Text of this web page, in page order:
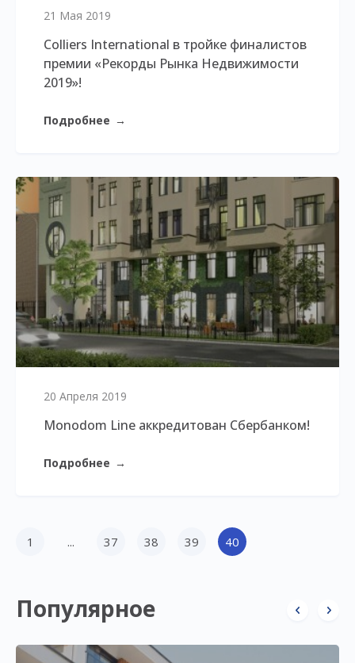
21 Мая 2019
Colliers International в тройке финалистов
премии «Рекорды Рынка Недвижимости
2019»!
Подробнее →
20 Апреля 2019
Monodom Line аккредитован Сбербанком!
Подробнее →
1 ... 37 38 39 40
Популярное